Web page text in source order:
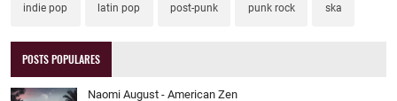
indie pop latin pop post-punk punk rock ska
POSTS POPULARES
Naomi August - American Zen